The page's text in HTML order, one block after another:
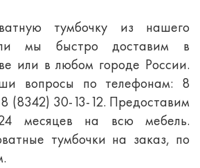
тумбочку из нашего
мы быстро доставим в
или в любом городе России.
вопросы по телефонам: 8
(8342) 30-13-12. Предоставим
месяцев на всю мебель.
тумбочки на заказ, по